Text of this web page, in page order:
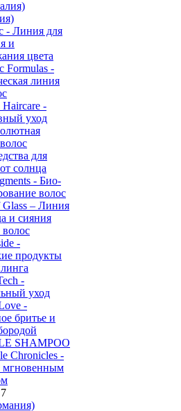
- Линия для
и
цвета
Formulas -
линия
Haircare -
уход
для
солнца
- Био-
волос
Glass – Линия
и сияния
волос
-
продукты
-
уход
-
бритье и
SHAMPOO
Chronicles -
мгновенным